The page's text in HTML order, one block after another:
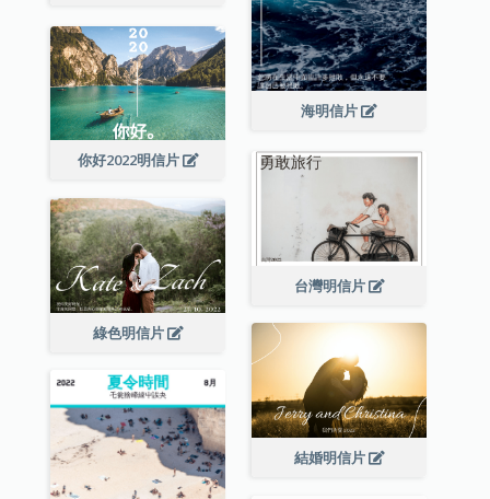
海明信片
你好2022明信片
台灣明信片
綠色明信片
結婚明信片